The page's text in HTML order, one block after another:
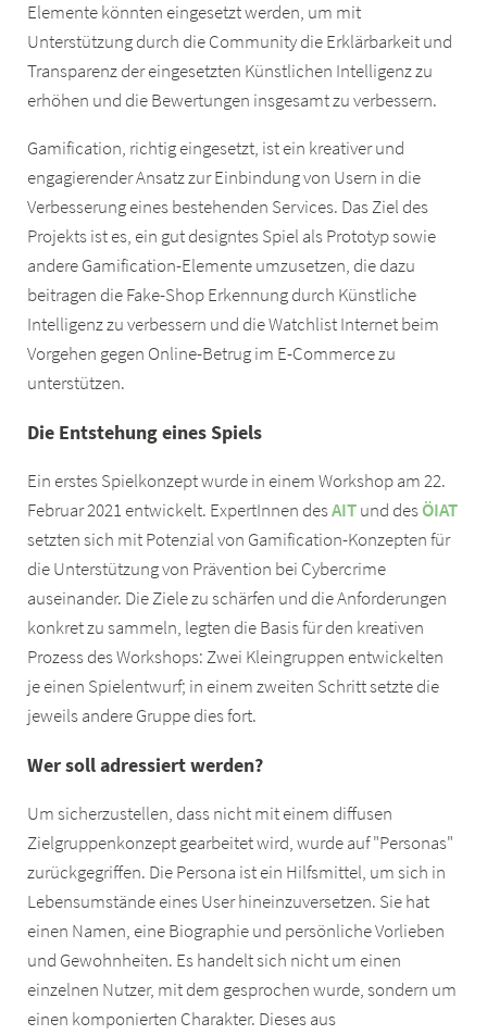
Elemente könnten eingesetzt werden, um mit
Unterstützung durch die Community die Erklärbarkeit und
Transparenz der eingesetzten Künstlichen Intelligenz zu
erhöhen und die Bewertungen insgesamt zu verbessern.
Gamification, richtig eingesetzt, ist ein kreativer und
engagierender Ansatz zur Einbindung von Usern in die
Verbesserung eines bestehenden Services. Das Ziel des
Projekts ist es, ein gut designtes Spiel als Prototyp sowie
andere Gamification-Elemente umzusetzen, die dazu
beitragen die Fake-Shop Erkennung durch Künstliche
Intelligenz zu verbessern und die Watchlist Internet beim
Vorgehen gegen Online-Betrug im E-Commerce zu
unterstützen.
Die Entstehung eines Spiels
Ein erstes Spielkonzept wurde in einem Workshop am 22.
Februar 2021 entwickelt. ExpertInnen desAITund desÖIAT
setzten sich mit Potenzial von Gamification-Konzepten für
die Unterstützung von Prävention bei Cybercrime
auseinander. Die Ziele zu schärfen und die Anforderungen
konkret zu sammeln, legten die Basis für den kreativen
Prozess des Workshops: Zwei Kleingruppen entwickelten
je einen Spielentwurf; in einem zweiten Schritt setzte die
jeweils andere Gruppe dies fort.
Wer soll adressiert werden?
Um sicherzustellen, dass nicht mit einem diffusen
Zielgruppenkonzept gearbeitet wird, wurde auf "Personas"
zurückgegriffen. Die Persona ist ein Hilfsmittel, um sich in
Lebensumstände eines User hineinzuversetzen. Sie hat
einen Namen, eine Biographie und persönliche Vorlieben
und Gewohnheiten. Es handelt sich nicht um einen
einzelnen Nutzer, mit dem gesprochen wurde, sondern um
einen komponierten Charakter. Dieses aus